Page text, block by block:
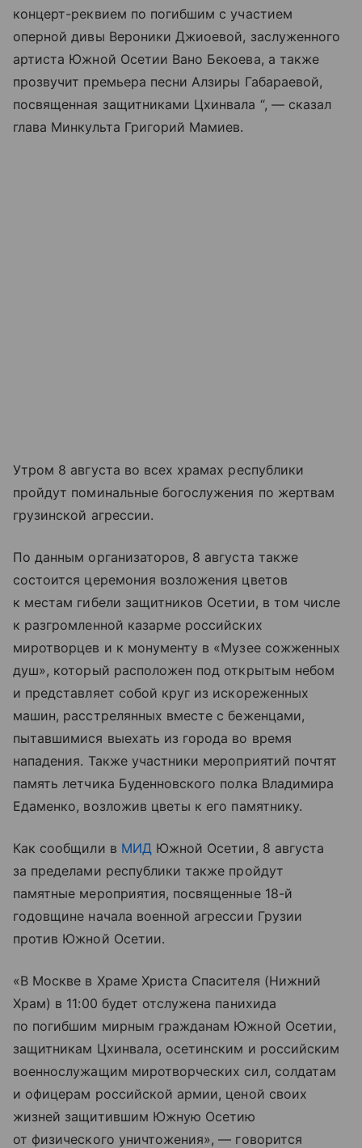
концерт-реквием по погибшим с участием
оперной дивы Вероники Джиоевой, заслуженного
артиста Южной Осетии Вано Бекоева, а также
прозвучит премьера песни Алзиры Габараевой,
посвященная защитниками Цхинвала “, — сказал
глава Минкульта Григорий Мамиев.
Утром 8 августа во всех храмах республики
пройдут поминальные богослужения по жертвам
грузинской агрессии.
По данным организаторов, 8 августа также
состоится церемония возложения цветов
к местам гибели защитников Осетии, в том числе
к разгромленной казарме российских
миротворцев и к монументу в «Музее сожженных
душ», который расположен под открытым небом
и представляет собой круг из искореженных
машин, расстрелянных вместе с беженцами,
пытавшимися выехать из города во время
нападения. Также участники мероприятий почтят
память летчика Буденновского полка Владимира
Едаменко, возложив цветы к его памятнику.
Как сообщили в МИД Южной Осетии, 8 августа
за пределами республики также пройдут
памятные мероприятия, посвященные 18-й
годовщине начала военной агрессии Грузии
против Южной Осетии.
«В Москве в Храме Христа Спасителя (Нижний
Храм) в 11:00 будет отслужена панихида
по погибшим мирным гражданам Южной Осетии,
защитникам Цхинвала, осетинским и российским
военнослужащим миротворческих сил, солдатам
и офицерам российской армии, ценой своих
жизней защитившим Южную Осетию
от физического уничтожения», — говорится